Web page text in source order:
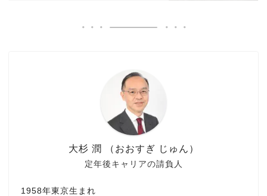
定年後キャリアの請負人
大杉 潤 （おおすぎ じゅん）
1958年東京生まれ